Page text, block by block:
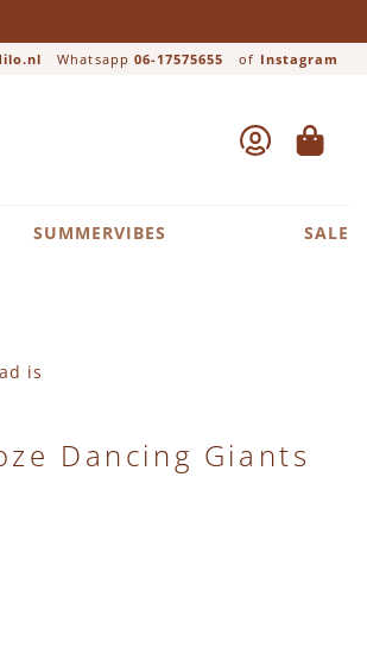
Whatsapp 06-17575655 of Instagram
ACCOUNT
SUMMERVIBES SALE
is
Dancing Giants